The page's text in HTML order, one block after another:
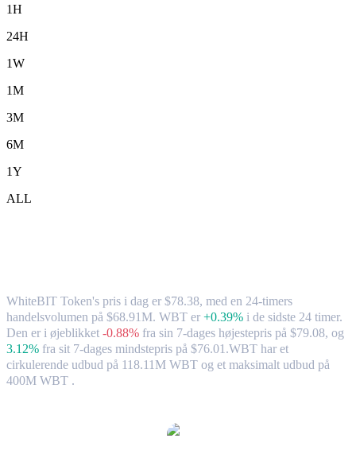
1H
24H
1W
1M
3M
6M
1Y
ALL
WhiteBIT Token's pris i dag er $78.38, med en 24-timers
handelsvolumen på $68.91M. WBT er +0.39% i de sidste 24 timer.
Den er i øjeblikket -0.88% fra sin 7-dages højestepris på $79.08, og
3.12% fra sit 7-dages mindstepris på $76.01.WBT har et
cirkulerende udbud på 118.11M WBT og et maksimalt udbud på
400M WBT .